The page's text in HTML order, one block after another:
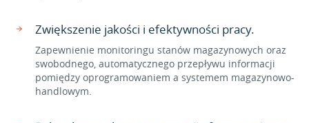
Zwiększenie jakości i efektywności pracy.
Zapewnienie monitoringu stanów magazynowych oraz
swobodnego, automatycznego przepływu informacji
pomiędzy oprogramowaniem a systemem magazynowo-
handlowym.